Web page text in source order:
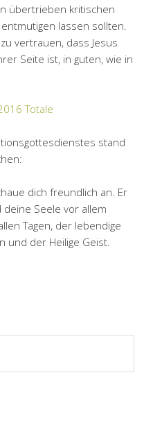
übertrieben kritischen
lassen sollten.
vertrauen, dass Jesus
Seite ist, in guten, wie in
stand
dich freundlich an. Er
Seele vor allem
Tagen, der lebendige
und der Heilige Geist.